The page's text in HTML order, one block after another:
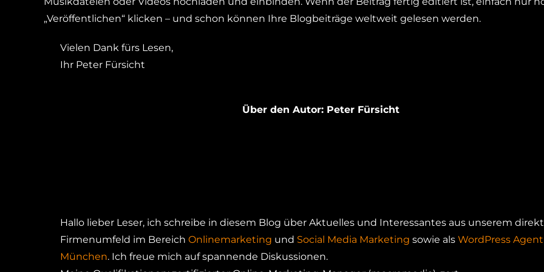
„Veröffentlichen“ klicken – und schon können Ihre Blogbeiträge weltweit gelesen werden.
Vielen Dank fürs Lesen,
Ihr Peter Fürsicht
Über den Autor: Peter Fürsicht
Hallo lieber Leser, ich schreibe in diesem Blog über Aktuelles und Interessantes aus unserem
Firmenumfeld im Bereich Onlinemarketing und Social Media Marketing sowie als WordPress
München. Ich freue mich auf spannende Diskussionen.